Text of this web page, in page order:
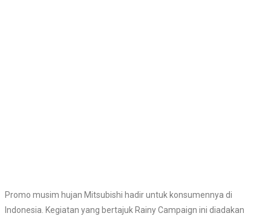
Promo musim hujan Mitsubishi hadir untuk konsumennya di
Indonesia. Kegiatan yang bertajuk Rainy Campaign ini diadakan